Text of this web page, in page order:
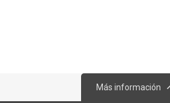
Más información